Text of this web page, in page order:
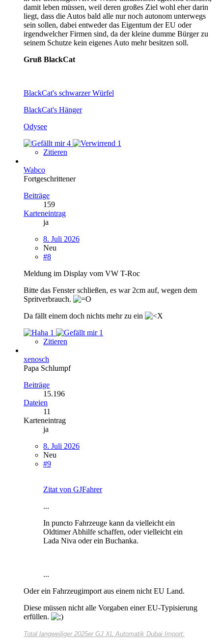
damit leben müssen, weil deren großes Ziel wohl eher darin
liegt, dass die Autos bald alle nur noch autonom unterwegs
sein sollen, dabei entweder das Eigentum der EU oder
irgendwelcher Firmen sind, da der kleine dumme Bürger zu
seinem Schutze kein eigenes Auto mehr besitzen soll.
Gruß BlackCat
BlackCat's schwarzer Würfel
BlackCat's Hänger
Odysee
4
1
Zitieren
Wabco
Fortgeschrittener
Beiträge
159
Karteneintrag
ja
8. Juli 2026
Neu
#8
Meldung im Display vom VW T-Roc
Bitte das Fenster schließen, es war 2cm auf, wegen dem
Spritverbrauch.
Da fällt einem doch nichts mehr zu ein
1
1
Zitieren
xenosch
Papa Schlumpf
Beiträge
15.196
Dateien
11
Karteneintrag
ja
8. Juli 2026
Neu
#9
Zitat von GJFahrer
...
In puncto Fahrzeuge kann da vielleicht ein
Oldtimer Abhilfe schaffen, oder vielleicht ein
Lada Niva oder ein Buchanka.
...
Oder ein Fahrzeugimport aus einem nicht EU Land.
Diese müssen nicht alle Vorgaben einer EU-Typisierung
erfüllen.
Total langweiliger 2025er GJ XL Automatik Dubai Import: